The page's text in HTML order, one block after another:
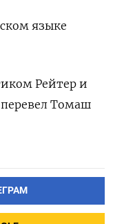
языке
Рейтер и
Томаш